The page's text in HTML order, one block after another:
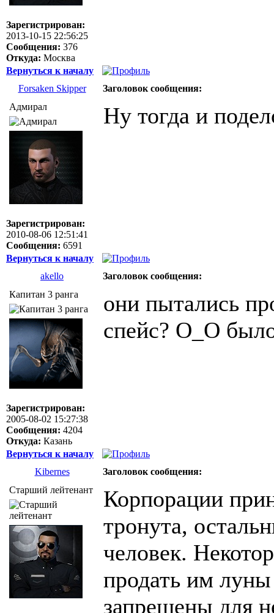
Зарегистрирован:
2013-10-15 22:56:25
Сообщения: 376
Откуда: Москва
Вернуться к началу
Forsaken Skipper
Заголовок сообщения:
Адмирал
Зарегистрирован:
2010-08-06 12:51:41
Сообщения: 6591
Ну тогда и
Вернуться к началу
akello
Заголовок сообщения:
Капитан 3 ранга
Зарегистрирован:
2005-08-02 15:27:38
Сообщения: 4204
Откуда: Казань
они пытались
спейс? О_О
Вернуться к началу
Kibernes
Заголовок сообщения:
Старший лейтенант
Корпорации
тронута,
человек.
продать им
запрещены для